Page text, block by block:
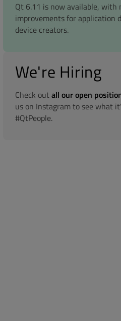
Qt 6.11 is now available, with
improvements for application
device creators.
We're Hiring
Check outall our open
us on Instagram to see what
#QtPeople.